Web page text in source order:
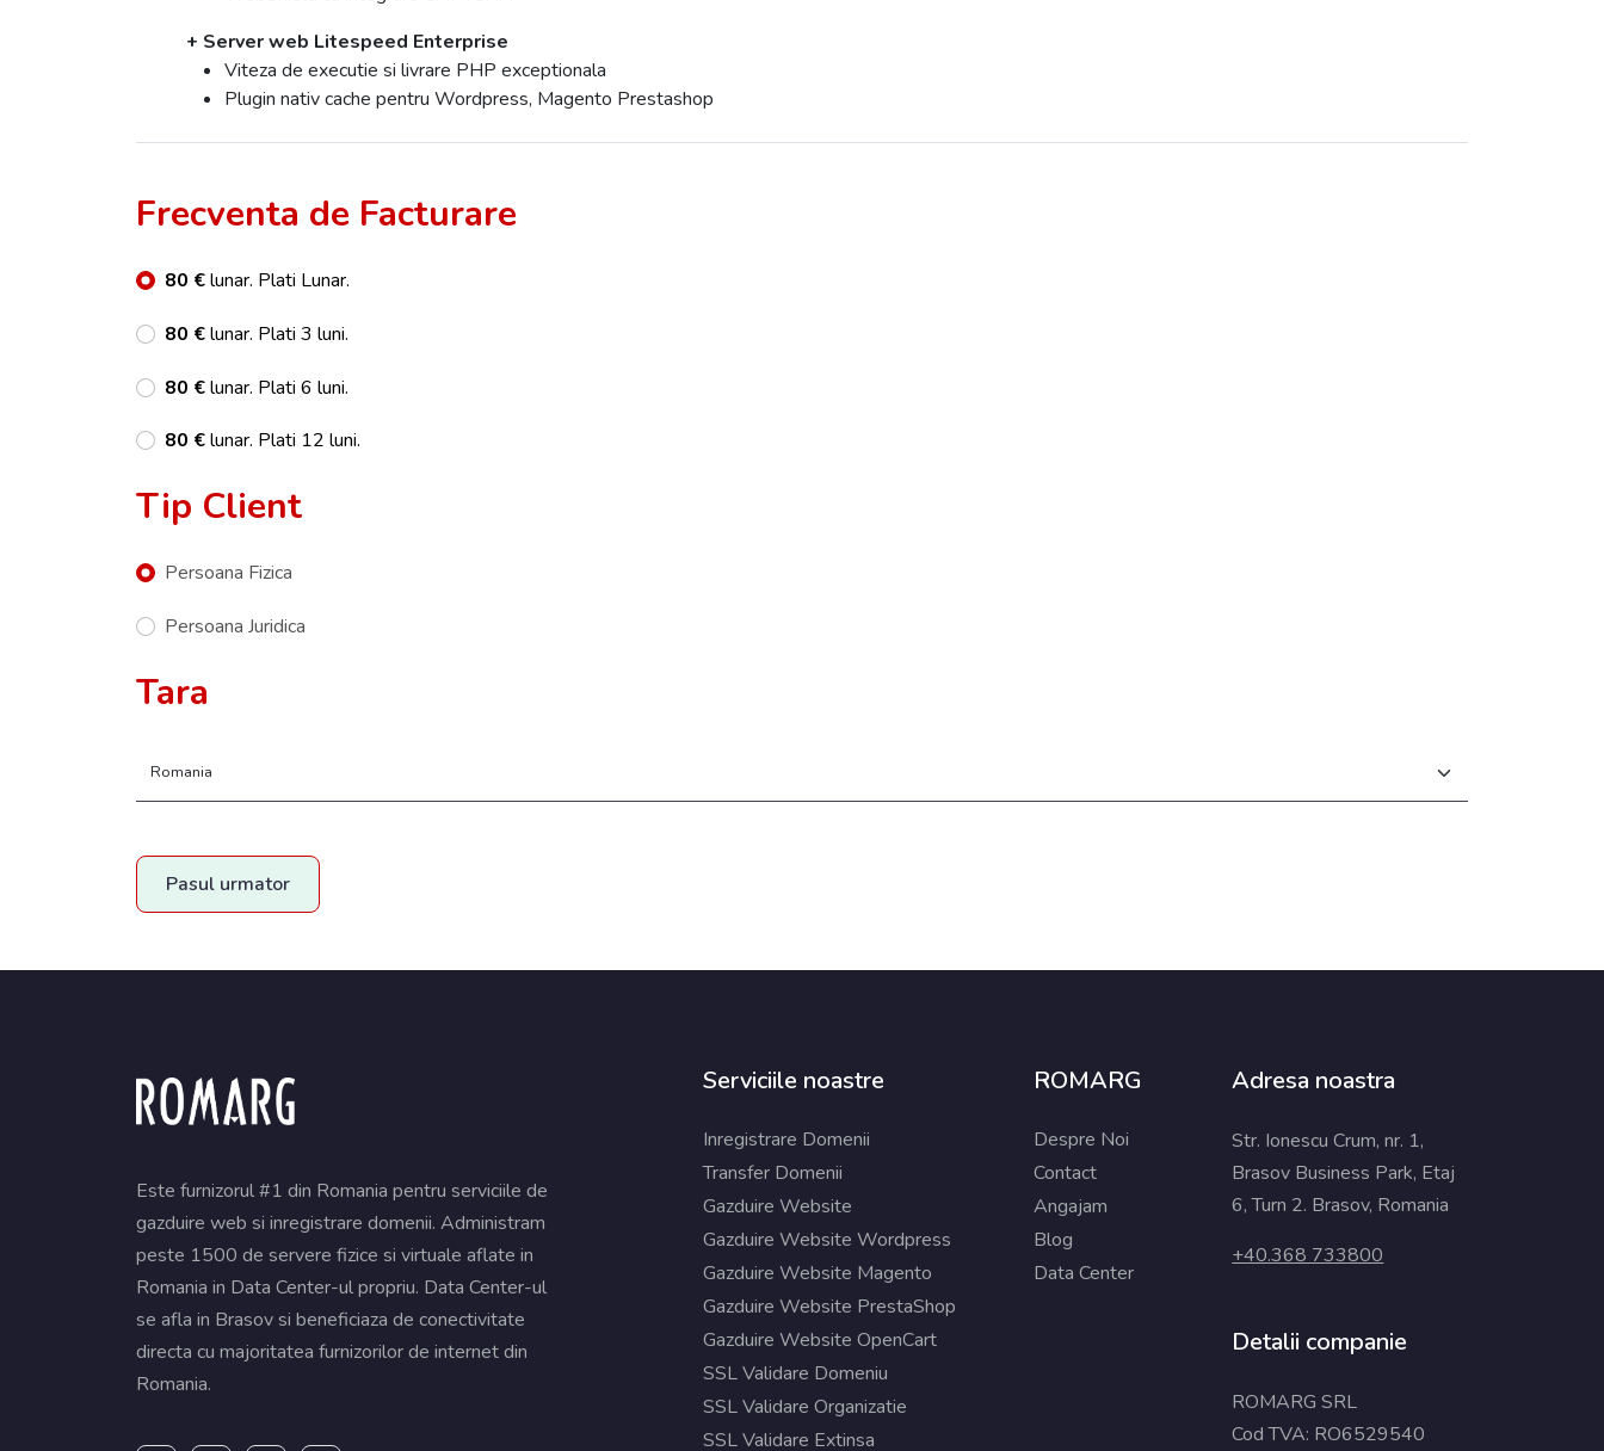
+ Server web Litespeed Enterprise
Viteza de executie si livrare PHP exceptionala
Plugin nativ cache pentru Wordpress, Magento Prestashop
Frecventa de Facturare
80 €lunar. Plati Lunar.
80 €lunar. Plati 3 luni.
80 €lunar. Plati 6 luni.
80 €lunar. Plati 12 luni.
Tip Client
Persoana Fizica
Persoana Juridica
Tara
Este furnizorul #1 din Romania pentru serviciile de
gazduire web si inregistrare domenii. Administram
peste 1500 de servere fizice si virtuale aflate in
Romania in Data Center-ul propriu. Data Center-ul
se afla in Brasov si beneficiaza de conectivitate
directa cu majoritatea furnizorilor de internet din
Romania.
Serviciile noastre
Inregistrare Domenii
Transfer Domenii
Gazduire Website
Gazduire Website Wordpress
Gazduire Website Magento
Gazduire Website PrestaShop
Gazduire Website OpenCart
SSL Validare Domeniu
SSL Validare Organizatie
SSL Validare Extinsa
ROMARG
Despre Noi
Contact
Angajam
Blog
Data Center
Adresa noastra
Str. Ionescu Crum, nr. 1,
Brasov Business Park, Etaj
6, Turn 2. Brasov, Romania
+40.368 733800
Detalii companie
ROMARG SRL
Cod TVA: RO6529540